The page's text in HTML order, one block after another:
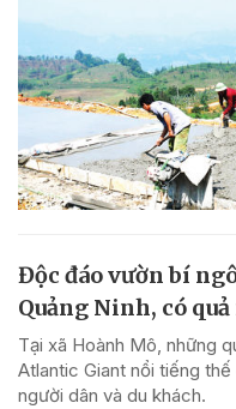
Độc đáo vườn bí
Quảng Ninh, có
Tại xã Hoành Mô, những
Atlantic Giant nổi tiếng
người dân và du khách.